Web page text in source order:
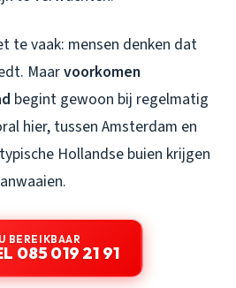
te vaak: mensen denken dat
Maarvoorkomen
begint gewoon bij regelmatig
hier, tussen Amsterdam en
Hollandse buien krijgen
BEREIKBAAR
085 019 21 91